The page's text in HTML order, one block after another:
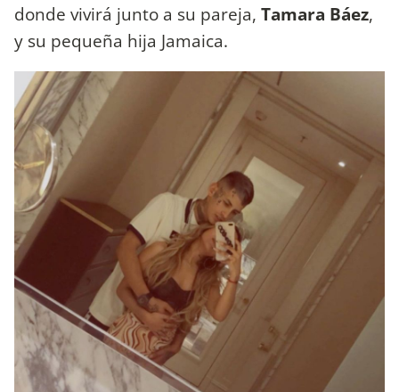
donde vivirá junto a su pareja, Tamara Báez,
y su pequeña hija Jamaica.